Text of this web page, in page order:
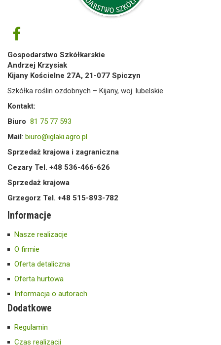
Gospodarstwo Szkółkarskie
Andrzej Krzysiak
Kijany Kościelne 27A, 21-077 Spiczyn
Szkółka roślin ozdobnych – Kijany, woj. lubelskie
Kontakt:
Biuro 81 75 77 593
Mail: biuro@iglaki.agro.pl
Sprzedaż krajowa i zagraniczna
Cezary Tel. +48 536-466-626
Sprzedaż krajowa
Grzegorz Tel. +48 515-893-782
Informacje
Nasze realizacje
O firmie
Oferta detaliczna
Oferta hurtowa
Informacja o autorach
Dodatkowe
Regulamin
Czas realizacji